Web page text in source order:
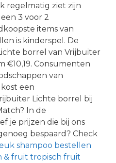
regelmatig ziet zijn
3 voor 2
items van
is kinderspel. De
borrel van Vrijbuiter
€10,19. Consumenten
van
een
Lichte borrel bij
In de
je prijzen die bij ons
bespaard? Check
shampoo bestellen
& fruit tropisch fruit